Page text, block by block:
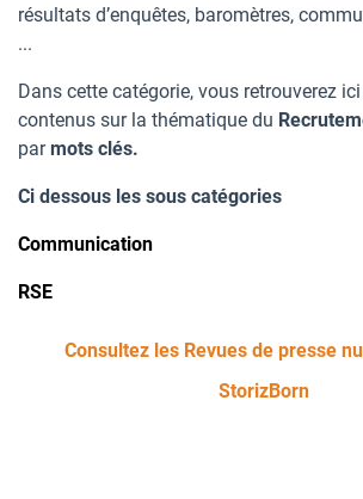
résultats d’enquêtes, baromètres,
...
Dans cette catégorie, vous retrouverez
contenus sur la thématique du
parmots clés.
Ci dessous les sous catégories
Communication
RSE
Consultez les Revues de presse
StorizBorn